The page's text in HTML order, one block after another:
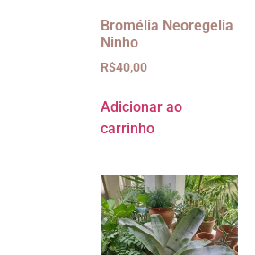
Bromélia Neoregelia
Ninho
R$40,00
Adicionar ao
carrinho